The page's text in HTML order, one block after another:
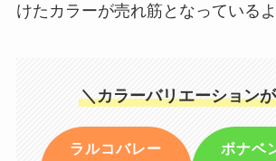
けたカラーが売れ筋となっているよ
＼カラーバリエーション
ラルコバレー
ボナベ